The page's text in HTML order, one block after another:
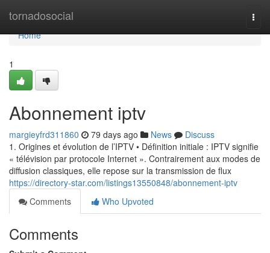
tornadosocial
Home
Home
1
Abonnement iptv
margieyfrd311860 79 days ago News
Discuss
1. Origines et évolution de l’IPTV • Définition initiale : IPTV signifie
« télévision par protocole Internet ». Contrairement aux modes de
diffusion classiques, elle repose sur la transmission de flux
https://directory-star.com/listings13550848/abonnement-iptv
Comments
Who Upvoted
Comments